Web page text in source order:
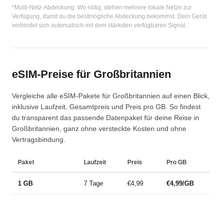
*Multi-Netz-Abdeckung: Wo nötig, stehen mehrere lokale Netze zur
Verfügung, damit du die bestmögliche Abdeckung bekommst. Dein Gerät
verbindet sich automatisch mit dem stärksten verfügbaren Signal.
eSIM-Preise für Großbritannien
Vergleiche alle eSIM-Pakete für Großbritannien auf einen Blick,
inklusive Laufzeit, Gesamtpreis und Preis pro GB. So findest
du transparent das passende Datenpaket für deine Reise in
Großbritannien, ganz ohne versteckte Kosten und ohne
Vertragsbindung.
Paket Laufzeit Preis Pro GB
1 GB 7 Tage €4,99 €4,99/GB